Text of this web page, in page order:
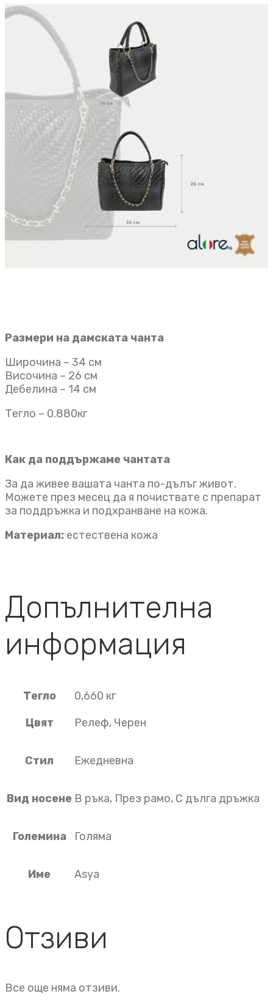
Размери на дамската чанта
Широчина – 34 см
Височина – 26 см
Дебелина – 14 см
Тегло – 0.880кг
Как да поддържаме чантата
За да живее вашата чанта по-дълъг живот.
Можете през месец да я почиствате с препарат
за поддръжка и подхранване на кожа.
Материал: естествена кожа
Допълнителна
информация
Тегло
0,660 кг
Цвят
Релеф, Черен
Стил Ежедневна
Вид носене В ръка, През рамо, С дълга дръжка
Големина Голяма
Име Asya
Отзиви
Все още няма отзиви.